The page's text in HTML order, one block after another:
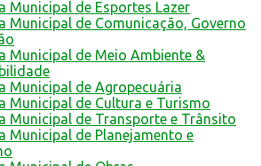
Municipal de Esportes Lazer
Municipal de Comunicação, Governo
Municipal de Meio Ambiente &
Municipal de Agropecuária
Municipal de Cultura e Turismo
Municipal de Transporte e Trânsito
Municipal de Planejamento e